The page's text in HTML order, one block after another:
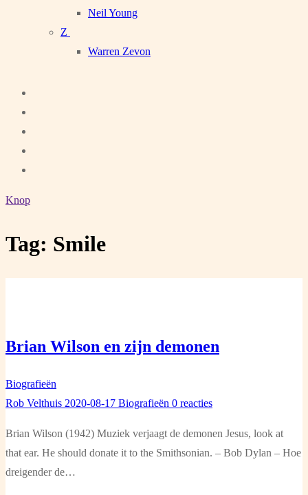
Neil Young
Z
Warren Zevon
Knop
Tag: Smile
Brian Wilson en zijn demonen
Biografieën
Rob Velthuis 2020-08-17 Biografieën 0 reacties
Brian Wilson (1942) Muziek verjaagt de demonen Jesus, look at
that ear. He should donate it to the Smithsonian. – Bob Dylan – Hoe
dreigender de…